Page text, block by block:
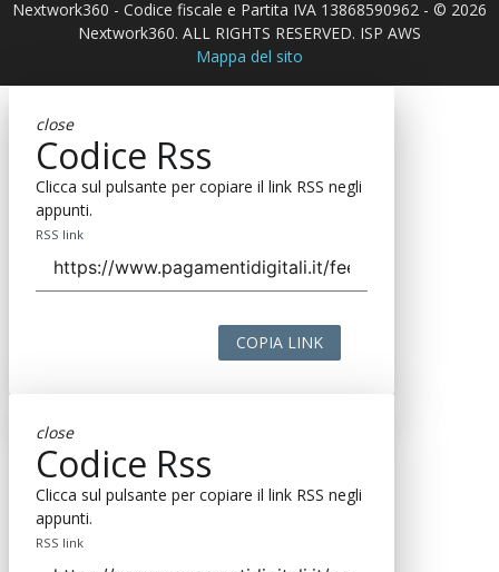
Nextwork360 - Codice fiscale e Partita IVA 13868590962 - © 2026
Nextwork360. ALL RIGHTS RESERVED. ISP AWS
Mappa del sito
close
Codice Rss
Clicca sul pulsante per copiare il link RSS negli
appunti.
RSS link
COPIA LINK
close
Codice Rss
Clicca sul pulsante per copiare il link RSS negli
appunti.
RSS link